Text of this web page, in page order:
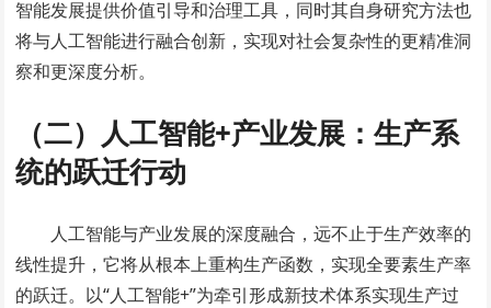
智能发展提供价值引导和治理工具，同时其自身研究方法也
将与人工智能进行融合创新，实现对社会复杂性的更精准洞
察和更深度分析。
（二）人工智能+产业发展：生产系
统的跃迁行动
人工智能与产业发展的深度融合，远不止于生产效率的
线性提升，它将从根本上重构生产函数，实现全要素生产率
的跃迁。以“人工智能+”为牵引形成新技术体系实现生产过